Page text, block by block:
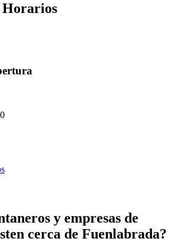
Horarios
y empresas de
cerca de Fuenlabrada?